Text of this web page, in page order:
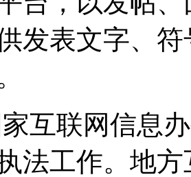
发表文字、
互联网信息
法工作。地